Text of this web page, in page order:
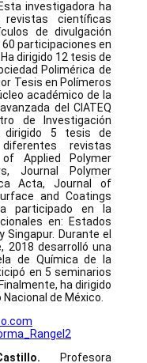
investigadora ha
científicas
de divulgación
participaciones en
dirigido 12 tesis de
Polimérica de
Tesis en Polímeros
académico de la
del CIATEQ
de Investigación
dirigido 5 tesis de
revistas
Applied Polymer
Journal Polymer
Acta, Journal of
and Coatings
participado en la
en: Estados
Singapur. Durante el
2018 desarrolló una
de Química de la
en 5 seminarios
ha dirigido
de México.
Profesora